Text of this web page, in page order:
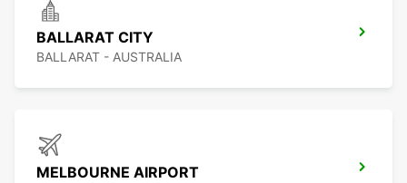
BALLARAT CITY
BALLARAT - AUSTRALIA
MELBOURNE AIRPORT